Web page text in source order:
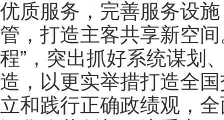
优质服务，完善服务设
管，打造主客共享新空
程”，突出抓好系统谋划
造，以更实举措打造全
立和践行正确政绩观，